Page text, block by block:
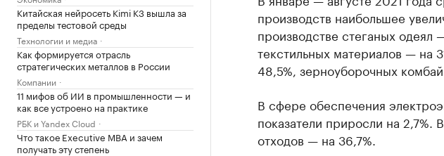
Китайская нейросеть Kimi K3 вышла за
пределы тестовой среды
Технологии и медиа
Как формируется отрасль
стратегических металлов в России
Компании
11 мифов об ИИ в промышленности — и
как все устроено на практике
РБК и Yandex Cloud
Что такое Executive MBA и зачем
получать эту степень
производств наибольшее
производстве стеганых одеял
текстильных материалов — на
48,5%, зерноуборочных
В сфере обеспечения
показатели приросли на 2,7%.
отходов — на 36,7%.